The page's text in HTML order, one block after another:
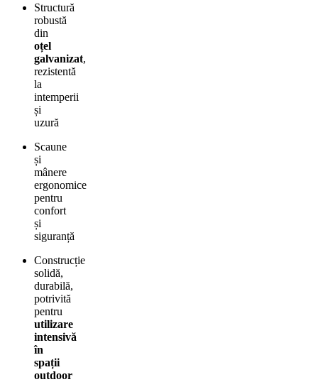
Structură
robustă
din
oțel
galvanizat,
rezistentă
la
intemperii
și
uzură
Scaune
și
mânere
ergonomice
pentru
confort
și
siguranță
Construcție
solidă,
durabilă,
potrivită
pentru
utilizare
intensivă
în
spații
outdoor